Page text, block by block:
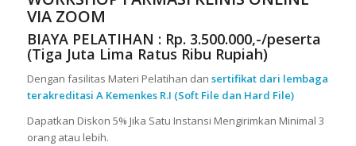
VIA ZOOM
BIAYA PELATIHAN : Rp. 3.500.000,-/peserta
(Tiga Juta Lima Ratus Ribu Rupiah)
Dengan fasilitas Materi Pelatihan dan sertifikat dari lembaga
terakreditasi A Kemenkes R.I (Soft File dan Hard File)
Dapatkan Diskon 5% Jika Satu Instansi Mengirimkan Minimal 3
orang atau lebih.